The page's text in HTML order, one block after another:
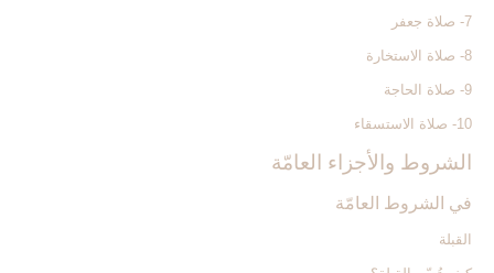
7- صلاة جعفر
8- صلاة الاستخارة
9- صلاة الحاجة
10- صلاة الاستسقاء
الشروط والأجزاء العامّة
في الشروط العامّة
القبلة